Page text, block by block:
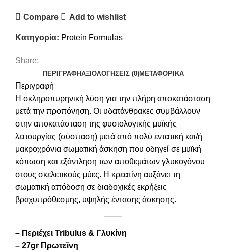
Compare Add to wishlist
Κατηγορία: Protein Formulas
Share:
ΠΕΡΙΓΡΑΦΉΑΞΙΟΛΟΓΉΣΕΙΣ (0)ΜΕΤΑΦΟΡΙΚΑ
Περιγραφή
Η σκληροπυρηνική λύση για την πλήρη αποκατάσταση
μετά την προπόνηση. Οι υδατάνθρακες συμβάλλουν
στην αποκατάσταση της φυσιολογικής μυϊκής
λειτουργίας (σύσπαση) μετά από πολύ εντατική και/ή
μακροχρόνια σωματική άσκηση που οδηγεί σε μυϊκή
κόπωση και εξάντληση των αποθεμάτων γλυκογόνου
στους σκελετικούς μύες. Η κρεατίνη αυξάνει τη
σωματική απόδοση σε διαδοχικές εκρήξεις
βραχυπρόθεσμης, υψηλής έντασης άσκησης.
– Περιέχει Tribulus & Γλυκίνη
– 27gr Πρωτεΐνη